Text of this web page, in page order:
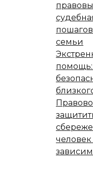
семьи
помощь:
человек